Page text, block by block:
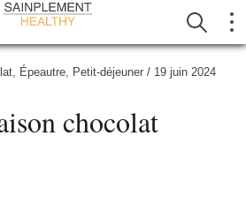
, Épeautre, Petit-déjeuner / 19 juin 2024
chocolat